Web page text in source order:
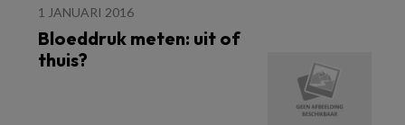
1 JANUARI 2016
Bloeddruk meten: uit of
thuis?